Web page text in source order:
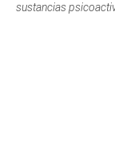
sustancias